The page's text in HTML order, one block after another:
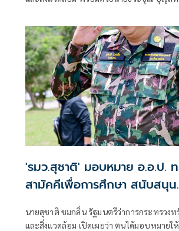
จันทบุรี เดินหน้าขับเคลื่อนนโยบายรัฐบาลด้
จัดการน้ำเชิงรุก เร่งเพิ่มน้ำต้นทุนให้ภาคการ
ฤดูแล้งและฤดูน้ำหลาก
'รมว.สุชาติ' มอบหมาย อ.อ.ป.
สามัคคีเพื่อการศึกษา สนับสนุน
คอมพิวเตอร์ 22 เครื่อง เติมโอ
โรงเรียนบ้านกิ่วลม จ.เชียงใหม่
นายสุชาติ ชมกลิ่น รัฐมนตรีว่าการกระทรวง
และสิ่งแวดล้อม เปิดเผยว่า ตนได้มอบหมายใ